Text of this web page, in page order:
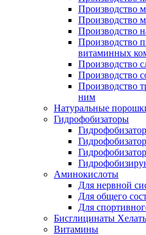
Производство
Производство
Производство
Производство
витаминных
Производство
Производство
Производство
ним
Натуральные
Гидрофобизаторы
Аминокислоты
Для нервной
Для общего
Для
Бисглицинаты
Витамины